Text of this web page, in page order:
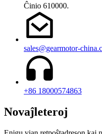
Ĉinio 610000.
sales@gearmotor-
+86 18000574863
Novaĵleteroj